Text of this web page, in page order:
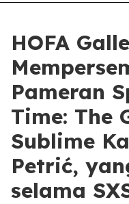
HOFA
Pameran
Time: The
Sublime
Petrić,
selama